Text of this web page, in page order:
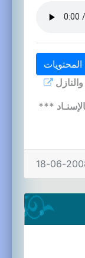
بالإسنـاد ***